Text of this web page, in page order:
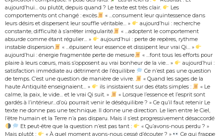
aujourd’hui… ou plutôt, depuis quand ? Le texte est très clair.
Les
comportements ont changé : excès
« …consument leur quintessence dans
leurs désirs et dispersent leur souffle véritable… »
aujourd’hui : recherche
constante, difficulté à s’arrêter irrégularité
« …adoptent le comportement
absurde comme étant régulier… »
aujourd’hui : perte de repères, rythme
instable dispersion
« …épuisent leur essence et dissipent leur vrai Qi… »
aujourd’hui : énergie fragmentée perte de mesure
« …font tous les efforts pour
plaire à leurs cœurs, mais s’opposent au vrai bonheur de la vie… »
aujourd’hui :
satisfaction immédiate au détriment de l’équilibre
Ce n’est pas une question
de temps. C’est une question de manière de vivre.
« Quand les sages de la
haute Antiquité enseignaient… »
ils insistaient sur des états simples :
« Le
calme, la paix, le vide… et le vrai Qi suit. »
« Lorsque l’essence et l’esprit sont
gardés à l’intérieur…d’où pourrait venir le déséquilibre ? » Ce qu’il faut retenir Le
texte ne donne pas une technique. Il donne une direction. Le lien entre le Ciel,
l’être humain et la Terre n’a pas disparu. Mais il s’est progressivement désaccordé
Et peut-être que la question n’est pas tant :
« Qu’avons-nous perdu ? »
Mais plutôt :
« À quel moment avons-nous cessé d’écouter ? »
Ce qui frappe